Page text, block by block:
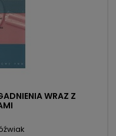
WRAZ Z